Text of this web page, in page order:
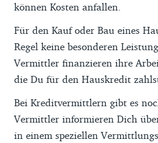
können Kosten anfallen.
Für den Kauf oder Bau eines
Regel keine besonderen
Vermittler finanzieren ihre
die Du für den Hauskredit
Bei Kreditvermittlern gibt es
Vermittler informieren Dich
in einem speziellen